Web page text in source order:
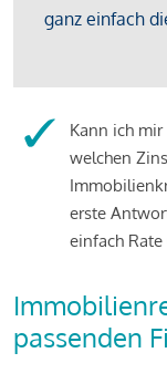
Kann ich
welchen
erste
einfach
passenden